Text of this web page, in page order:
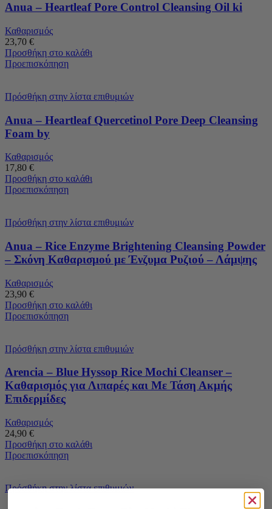
Anua – Heartleaf Pore Control Cleansing Oil ki
Καθαρισμός
23,70 €
Προσθήκη στο καλάθι
Προεπισκόπηση
Πρόσθήκη στην λίστα επιθυμιών
Anua – Heartleaf Quercetinol Pore Deep Cleansing
Foam by
Καθαρισμός
17,80 €
Προσθήκη στο καλάθι
Προεπισκόπηση
Πρόσθήκη στην λίστα επιθυμιών
Anua – Rice Enzyme Brightening Cleansing Powder
– Σκόνη Καθαρισμού με Ένζυμα Ρυζιού – Λάμψης
Καθαρισμός
23,90 €
Προσθήκη στο καλάθι
Προεπισκόπηση
Πρόσθήκη στην λίστα επιθυμιών
Arencia – Blue Hyssop Rice Mochi Cleanser –
Καθαρισμός για Λιπαρές και Με Τάση Ακμής
Επιδερμίδες
Καθαρισμός
24,90 €
Προσθήκη στο καλάθι
Προεπισκόπηση
Πρόσθήκη στην λίστα επιθυμιών